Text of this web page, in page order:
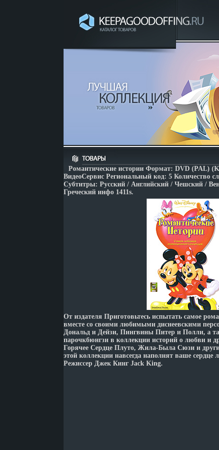
Романтические истории Формат: DVD (PAL)
ВидеоСервис Региональный код: 5 Количество
Субтитры: Русский / Английский / Чешский /
Греческий инфо 1411s.
От издателя Приготовьтесь испытать самое
вместе со своими любимыми диснеевскими
Дональд и Дейзи, Пингвины Питер и Полли, а
парочкбюнгзи в коллекции историй о любви и
Горячее Сердце Плуто, Жила-Была Сюзи и
этой коллекции навсегда наполнят ваше
Режиссер Джек Кинг Jack King.